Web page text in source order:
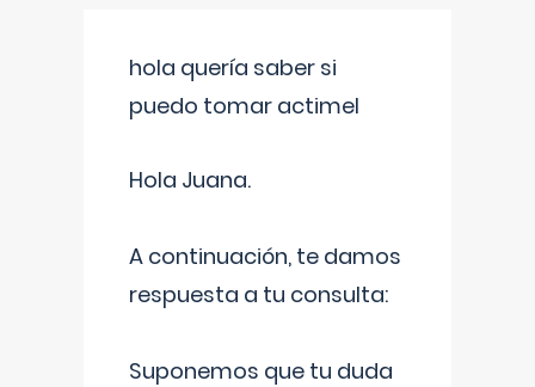
hola quería saber si
puedo tomar actimel
Hola Juana.
A continuación, te damos
respuesta a tu consulta:
Suponemos que tu duda